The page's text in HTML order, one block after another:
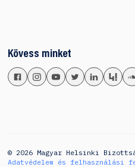
Kövess minket
© 2026 Magyar Helsinki
Adatvédelem és felhasználási